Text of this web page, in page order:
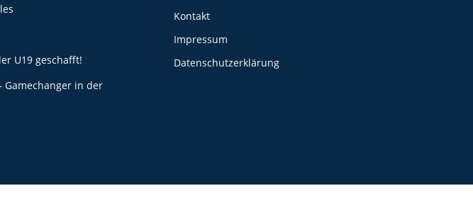
U19 geschafft!
Gamechanger in der
Kontakt
Impressum
Datenschutzerklärung